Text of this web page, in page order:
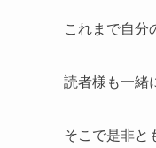
これまで自分
読者様も一緒
そこで是非と